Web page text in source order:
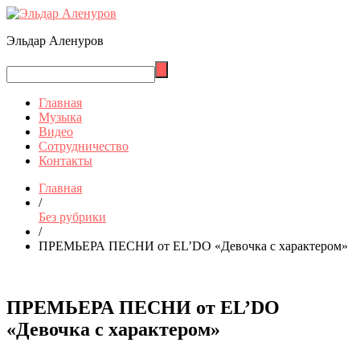
Эльдар Аленуров
Главная
Музыка
Видео
Сотрудничество
Контакты
Главная
/
Без рубрики
/
ПРЕМЬЕРА ПЕСНИ от EL’DO «Девочка с характером»
ПРЕМЬЕРА ПЕСНИ от EL’DO
«Девочка с характером»